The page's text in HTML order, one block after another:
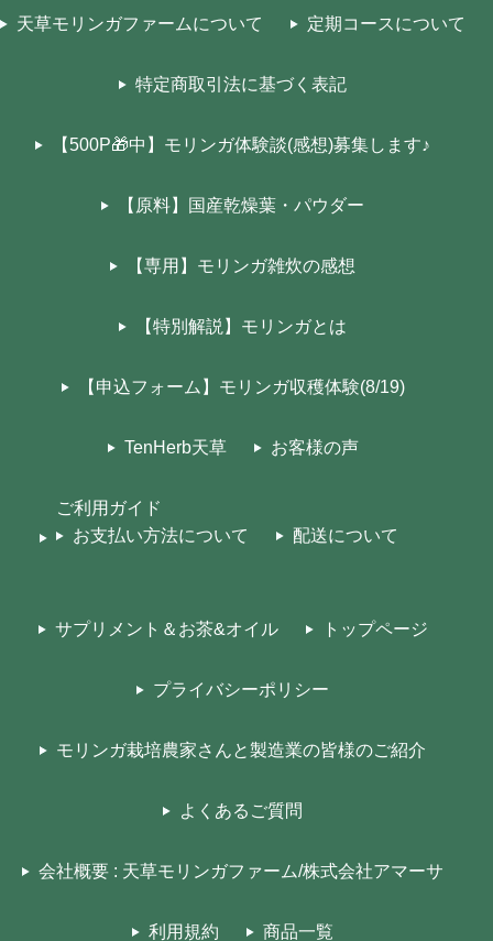
天草モリンガファームについて 定期コースについて
特定商取引法に基づく表記
【500P🎁中】モリンガ体験談(感想)募集します♪
【原料】国産乾燥葉・パウダー
【専用】モリンガ雑炊の感想
【特別解説】モリンガとは
【申込フォーム】モリンガ収穫体験(8/19)
TenHerb天草 お客様の声
ご利用ガイド
お支払い方法について
配送について
サプリメント＆お茶&オイル トップページ
プライバシーポリシー
モリンガ栽培農家さんと製造業の皆様のご紹介
よくあるご質問
会社概要 : 天草モリンガファーム/株式会社アマーサ
利用規約 商品一覧